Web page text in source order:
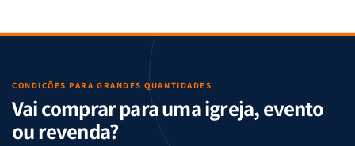
CONDIÇÕES PARA GRANDES QUANTIDADES
Vai comprar para uma igreja, evento
ou revenda?